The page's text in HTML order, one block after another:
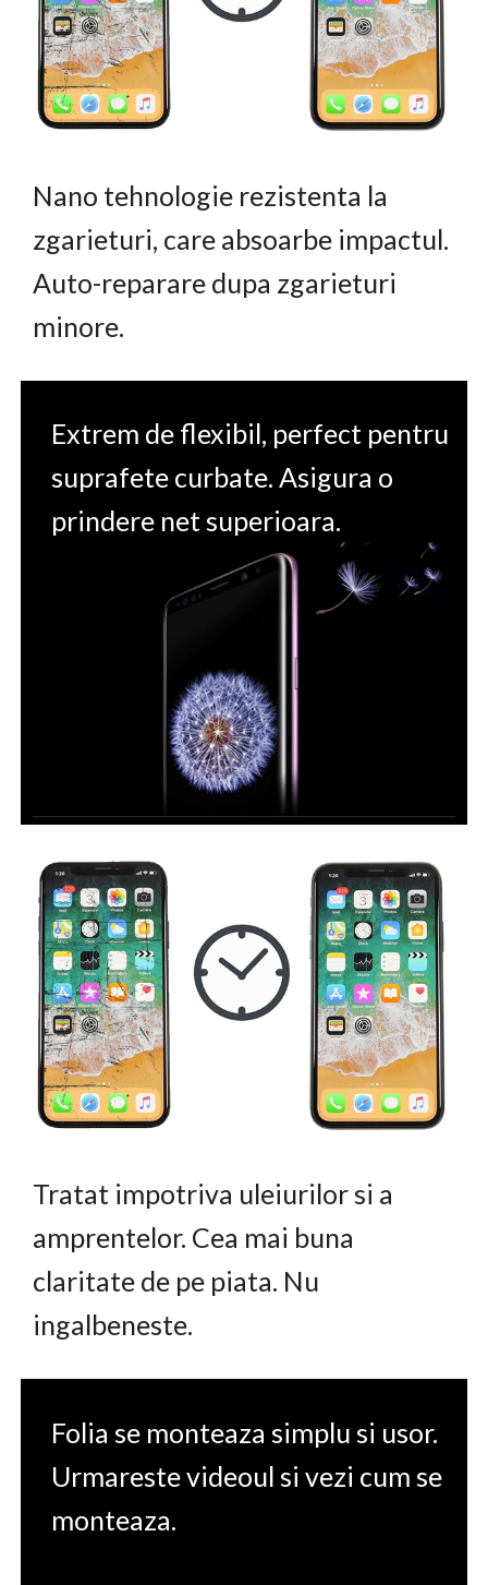
Nano tehnologie rezistenta la
zgarieturi, care absoarbe impactul.
Auto-reparare dupa zgarieturi
minore.
Extrem de flexibil, perfect pentru
suprafete curbate. Asigura o
prindere net superioara.
Tratat impotriva uleiurilor si a
amprentelor. Cea mai buna
claritate de pe piata. Nu
ingalbeneste.
Folia se monteaza simplu si usor.
Urmareste videoul si vezi cum se
monteaza.